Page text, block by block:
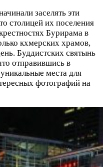
заселять эти
столицей их поселения
Бурирама в
кхмерских храмов,
Буддистских святынь
отправившись в
места для
фотографий на